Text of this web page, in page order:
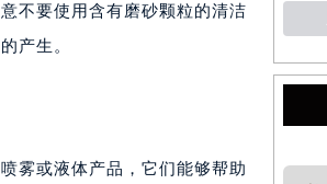
不要使用含有磨砂颗粒的清洁
产生。
雾或液体产品，它们能够帮助